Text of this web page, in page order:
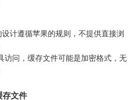
计遵循苹果的规则，不提供直接浏
访问，缓存文件可能是加密格式，无
存文件